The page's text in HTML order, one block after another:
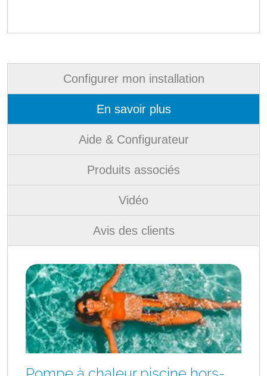
Configurer mon installation
En savoir plus
Aide & Configurateur
Produits associés
Vidéo
Avis des clients